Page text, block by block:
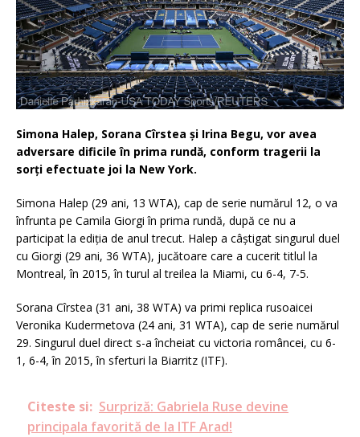
Simona Halep, Sorana Cîrstea şi Irina Begu, vor avea
adversare dificile în prima rundă, conform tragerii la
sorţi efectuate joi la New York.
Simona Halep (29 ani, 13 WTA), cap de serie numărul 12, o va
înfrunta pe Camila Giorgi în prima rundă, după ce nu a
participat la ediţia de anul trecut. Halep a câştigat singurul duel
cu Giorgi (29 ani, 36 WTA), jucătoare care a cucerit titlul la
Montreal, în 2015, în turul al treilea la Miami, cu 6-4, 7-5.
Sorana Cîrstea (31 ani, 38 WTA) va primi replica rusoaicei
Veronika Kudermetova (24 ani, 31 WTA), cap de serie numărul
29. Singurul duel direct s-a încheiat cu victoria româncei, cu 6-
1, 6-4, în 2015, în sferturi la Biarritz (ITF).
Citeste si: Surpriză: Gabriela Ruse devine
principala favorită de la ITF Arad!